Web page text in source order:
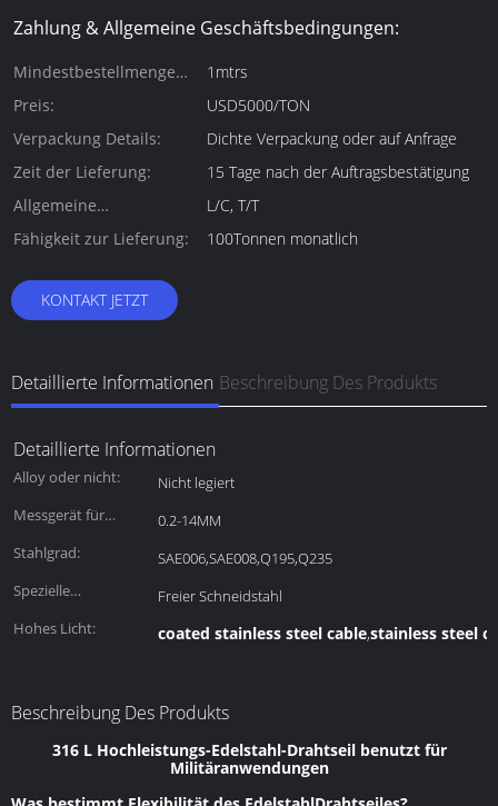
Zahlung & Allgemeine Geschäftsbedingungen:
Mindestbestellmenge
(Mindestbestellmenge):
1mtrs
Preis:
USD5000/TON
Verpackung Details:
Dichte Verpackung oder auf Anfrage
Zeit der Lieferung:
15 Tage nach der Auftragsbestätigung
Allgemeine
Zahlungsbedingungen:
L/C, T/T
Fähigkeit zur Lieferung:
100Tonnen monatlich
KONTAKT JETZT
Detaillierte Informationen Beschreibung Des Produkts
Detaillierte Informationen
Alloy oder nicht:
Nicht legiert
Messgerät für
0.2-14MM
Stahlgrad:
SAE006,SAE008,Q195,Q235
Spezielle
Freier Schneidstahl
Hohes Licht:
coated stainless steel cable,stainless steel
Beschreibung Des Produkts
316 L Hochleistungs-Edelstahl-Drahtseil benutzt für
Militäranwendungen